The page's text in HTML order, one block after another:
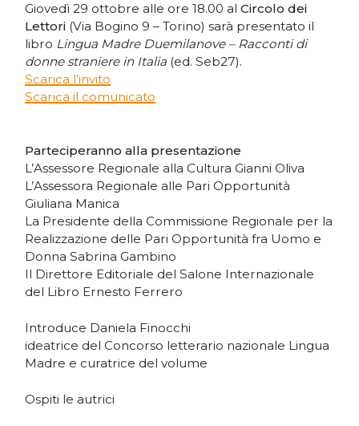
Giovedì 29 ottobre alle ore 18.00 alCircolo dei
Lettori (Via Bogino 9 – Torino) sarà presentato il
libro Lingua Madre Duemilanove – Racconti di
donne straniere in Italia (ed. Seb27).
Scarica l’invito
Scarica il comunicato
Parteciperanno alla presentazione
L’Assessore Regionale alla Cultura Gianni Oliva
L’Assessora Regionale alle Pari Opportunità
Giuliana Manica
La Presidente della Commissione Regionale per la
Realizzazione delle Pari Opportunità fra Uomo e
Donna Sabrina Gambino
Il Direttore Editoriale del Salone Internazionale
del Libro Ernesto Ferrero
Introduce Daniela Finocchi
ideatrice del Concorso letterario nazionale Lingua
Madre e curatrice del volume
Ospiti le autrici